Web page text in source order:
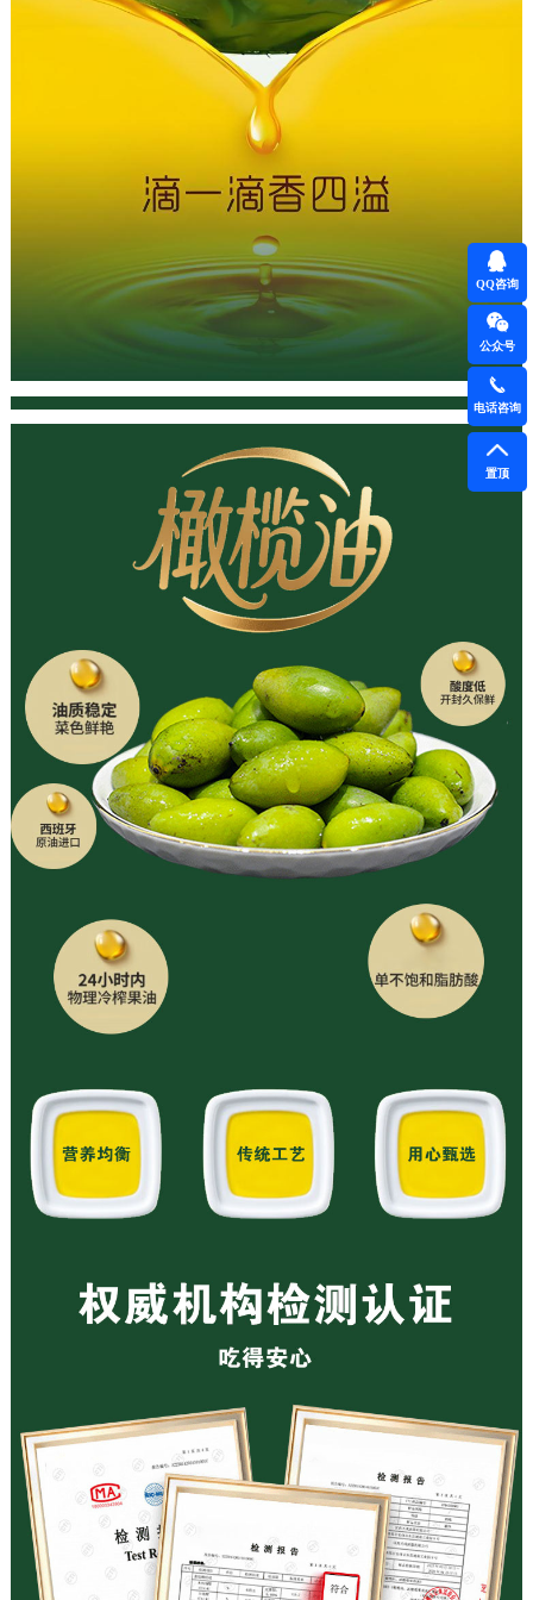
QQ咨询
公众号
电话咨询
置顶